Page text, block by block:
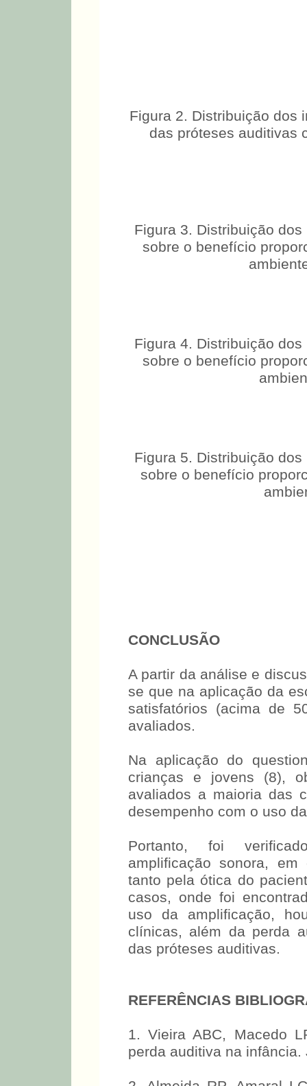
Figura 2. Distribuição
Figura 3. Distribuição
sobre o benefício
Figura 4. Distribuição
sobre o benefício
Figura 5. Distribuição
sobre o benefício
A partir da análise e
se que na aplicação da
satisfatórios (acima de
Na aplicação do
crianças e jovens (8),
avaliados a maioria das
Portanto, foi
amplificação sonora,
tanto pela ótica do
casos, onde foi
uso da amplificação,
clínicas, além da perda
1. Vieira ABC, Macedo